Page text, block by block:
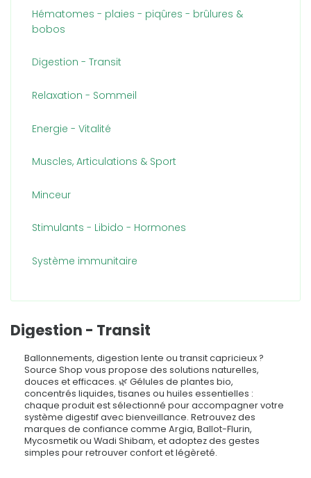
Hématomes - plaies - piqûres - brûlures &
bobos
Digestion - Transit
Relaxation - Sommeil
Energie - Vitalité
Muscles, Articulations & Sport
Minceur
Stimulants - Libido - Hormones
Système immunitaire
Digestion - Transit
Ballonnements, digestion lente ou transit capricieux ?
Source Shop vous propose des solutions naturelles,
douces et efficaces. 🌿 Gélules de plantes bio,
concentrés liquides, tisanes ou huiles essentielles :
chaque produit est sélectionné pour accompagner votre
système digestif avec bienveillance. Retrouvez des
marques de confiance comme Argia, Ballot-Flurin,
Mycosmetik ou Wadi Shibam, et adoptez des gestes
simples pour retrouver confort et légèreté.